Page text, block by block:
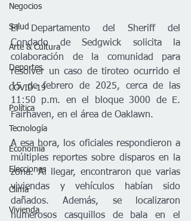
Negocios
Salud
Arte & Cultura
Deportes
COVID-19
Política
Tecnología
Economía
Elecciones
Clima
Vivienda
El Departamento del Sheriff del
Condado de Sedgwick solicita la
colaboración de la comunidad para
resolver un caso de tiroteo ocurrido el
15 de febrero de 2025, cerca de las
11:50 p.m. en el bloque 3000 de E.
Fairhaven, en el área de Oaklawn.
A esa hora, los oficiales respondieron a
múltiples reportes sobre disparos en la
zona. Al llegar, encontraron que varias
viviendas y vehículos habían sido
dañados. Además, se localizaron
numerosos casquillos de bala en el